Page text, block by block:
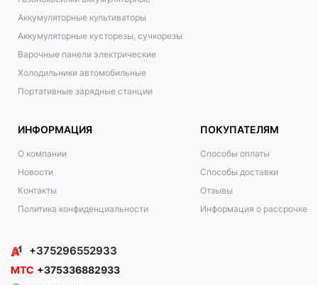
Аккумуляторные культиваторы
Аккумуляторные кусторезы, сучкорезы
Варочные панели электрические
Холодильники автомобильные
Портативные зарядные станции
ИНФОРМАЦИЯ
О компании
Новости
Контакты
Политика конфиденциальности
ПОКУПАТЕЛЯМ
Способы оплаты
Способы доставки
Отзывы
Информация о рассрочке
+375296552933
МТС +375336882933